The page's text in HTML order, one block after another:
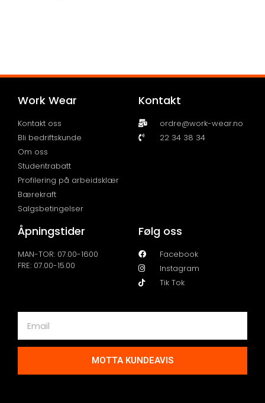
Work Wear
Kontakt oss
Bli bedriftskunde
Om oss
Studentrabatt
Profilering på arbeidsklær
Bærekraft
Salgsbetingelser
Kontakt
ordre@work-wear.no
22 34 38 34
Åpningstider
MAN-TOR: 07.00-1600
FRE: 07.00-15.00
Følg oss
Facebook
Instagram
Tik Tok
MOTTA KUNDEAVIS